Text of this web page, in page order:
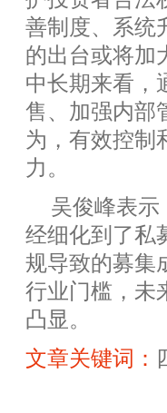
善制度、系统
的出台或将加
中长期来看，
售、加强内部
为，有效控制
力。
吴俊峰表
经细化到了私
规导致的募集
行业门槛，未
凸显。
文章关键词：